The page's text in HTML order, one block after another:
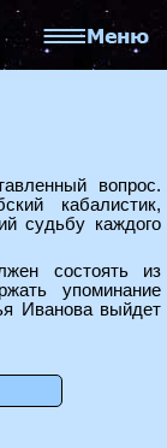
вопрос.
кабалистик,
судьбу каждого
состоять из
упоминание
Иванова выйдет